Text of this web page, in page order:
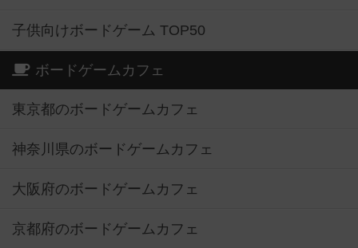
子供向けボードゲーム TOP50
ボードゲームカフェ
東京都のボードゲームカフェ
神奈川県のボードゲームカフェ
大阪府のボードゲームカフェ
京都府のボードゲームカフェ